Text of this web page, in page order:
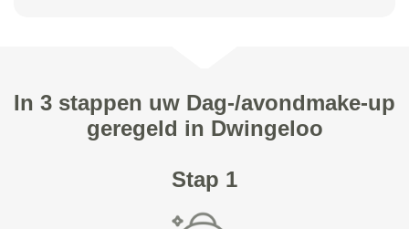
In 3 stappen uw Dag-/avondmake-up
geregeld in Dwingeloo
Stap 1